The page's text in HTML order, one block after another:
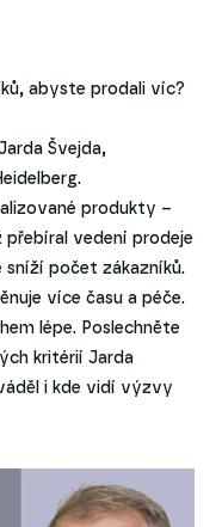
abyste prodali víc?
Švejda,
produkty –
přebíral vedení prodeje
počet zákazníků.
více času a péče.
lépe. Poslechněte
kritérií Jarda
i kde vidí výzvy